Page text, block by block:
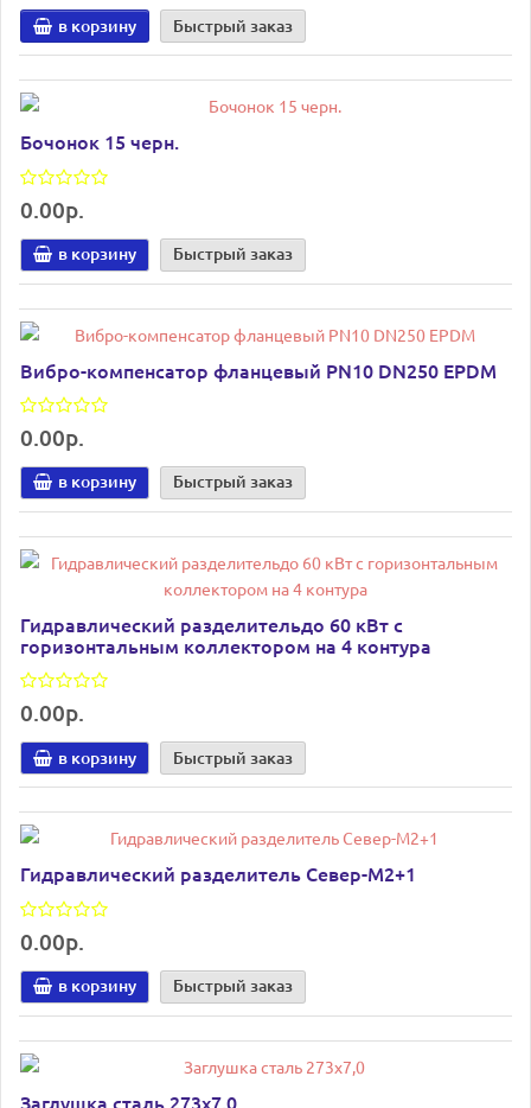
в корзину Быстрый заказ
Бочонок 15 черн.
0.00р.
в корзину Быстрый заказ
Вибро-компенсатор фланцевый PN10 DN250 EPDM
0.00р.
в корзину Быстрый заказ
Гидравлический разделительдо 60 кВт с
горизонтальным коллектором на 4 контура
0.00р.
в корзину Быстрый заказ
Гидравлический разделитель Север-М2+1
0.00р.
в корзину Быстрый заказ
Заглушка сталь 273х7,0